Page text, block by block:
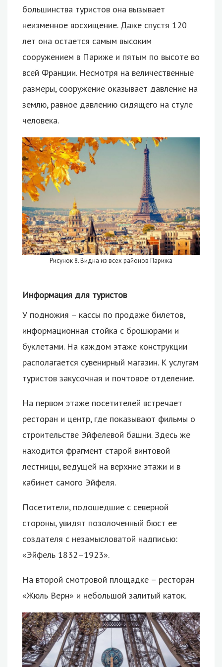
большинства туристов она вызывает
неизменное восхищение. Даже спустя 120
лет она остается самым высоким
сооружением в Париже и пятым по высоте во
всей Франции. Несмотря на величественные
размеры, сооружение оказывает давление на
землю, равное давлению сидящего на стуле
человека.
Рисунок 8. Видна из всех районов Парижа
Информация для туристов
У подножия – кассы по продаже билетов,
информационная стойка с брошюрами и
буклетами. На каждом этаже конструкции
располагается сувенирный магазин. К услугам
туристов закусочная и почтовое отделение.
На первом этаже посетителей встречает
ресторан и центр, где показывают фильмы о
строительстве Эйфелевой башни. Здесь же
находится фрагмент старой винтовой
лестницы, ведущей на верхние этажи и в
кабинет самого Эйфеля.
Посетители, подошедшие с северной
стороны, увидят позолоченный бюст ее
создателя с незамысловатой надписью:
«Эйфель 1832–1923».
На второй смотровой площадке – ресторан
«Жюль Верн» и небольшой залитый каток.